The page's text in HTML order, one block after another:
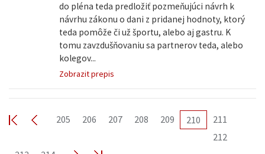
do pléna teda predložiť pozmeňujúci návrh k
návrhu zákonu o dani z pridanej hodnoty, ktorý
teda pomôže či už športu, alebo aj gastru. K
tomu zavzdušňovaniu sa partnerov teda, alebo
kolegov...
Zobrazit prepis
205 206 207 208 209 210
211
212